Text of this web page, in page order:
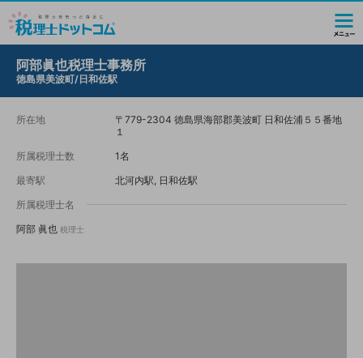
阿部眞也税理士事務所
徳島県美波町/日和佐駅
所在地
〒779-2304 徳島県海部郡美波町 日和佐浦５５番地
１
所属税理士数
1名
最寄駅
北河内駅, 日和佐駅
所属税理士名
阿部 眞也 税理士